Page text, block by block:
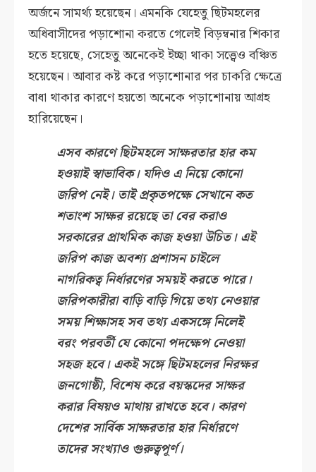
অর্জনে সামর্থ্য হয়েছেন। এমনকি যেহেতু ছিটমহলের
অধিবাসীদের পড়াশোনা করতে গেলেই বিড়ম্বনার শিকার
হতে হয়েছে, সেহেতু অনেকেই ইচ্ছা থাকা সত্ত্বেও বঞ্চিত
হয়েছেন। আবার কষ্ট করে পড়াশোনার পর চাকরি ক্ষেত্রে
বাধা থাকার কারণে হয়তো অনেকে পড়াশোনায় আগ্রহ
হারিয়েছেন।
এসব কারণে ছিটমহলে সাক্ষরতার হার কম
হওয়াই স্বাভাবিক। যদিও এ নিয়ে কোনো
জরিপ নেই। তাই প্রকৃতপক্ষে সেখানে কত
শতাংশ সাক্ষর রয়েছে তা বের করাও
সরকারের প্রাথমিক কাজ হওয়া উচিত। এই
জরিপ কাজ অবশ্য প্রশাসন চাইলে
নাগরিকত্ব নির্ধারণের সময়ই করতে পারে।
জরিপকারীরা বাড়ি বাড়ি গিয়ে তথ্য নেওয়ার
সময় শিক্ষাসহ সব তথ্য একসঙ্গে নিলেই
বরং পরবর্তী যে কোনো পদক্ষেপ নেওয়া
সহজ হবে। একই সঙ্গে ছিটমহলের নিরক্ষর
জনগোষ্ঠী, বিশেষ করে বয়স্কদের সাক্ষর
করার বিষয়ও মাথায় রাখতে হবে। কারণ
দেশের সার্বিক সাক্ষরতার হার নির্ধারণে
তাদের সংখ্যাও গুরুত্বপূর্ণ।